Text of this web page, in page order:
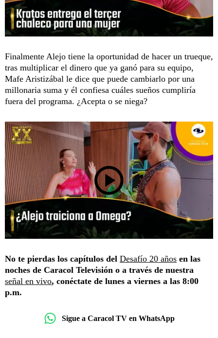
Finalmente Alejo tiene la oportunidad de hacer un trueque,
tras multiplicar el dinero que ya ganó para su equipo,
Mafe Aristizábal le dice que puede cambiarlo por una
millonaria suma y él confiesa cuáles sueños cumpliría
fuera del programa. ¿Acepta o se niega?
No te pierdas los capítulos del Desafío 20 años en las
noches de Caracol Televisión o a través de nuestra
señal en vivo, conéctate de lunes a viernes a las 8:00
p.m.
Sigue a Caracol TV en WhatsApp